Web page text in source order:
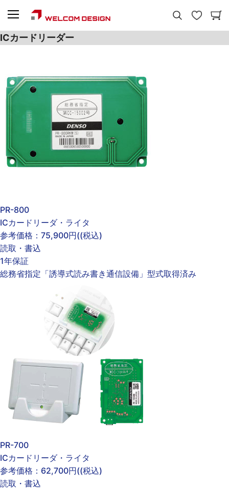
ICカードリーダー
PR-800
ICカードリーダ・ライタ
参考価格： 75,900円((税込)
読取・書込
1年保証
総務省指定「誘導式読み書き通信設備」型式取得済み
PR-700
ICカードリーダ・ライタ
参考価格： 62,700円((税込)
読取・書込